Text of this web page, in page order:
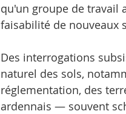
qu'un groupe de travail
faisabilité de nouveaux
Des interrogations
naturel des sols,
réglementation, des
ardennais — souvent